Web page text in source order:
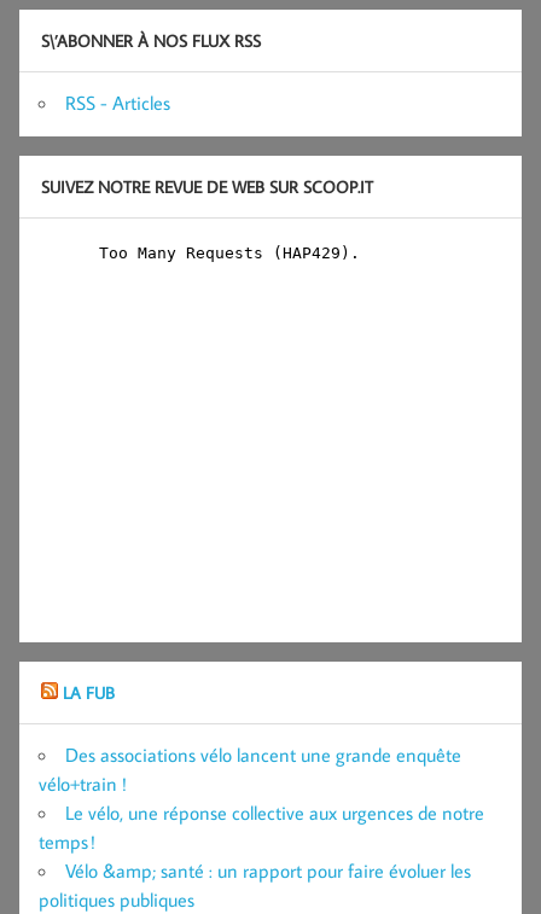
S\’ABONNER À NOS FLUX RSS
RSS - Articles
SUIVEZ NOTRE REVUE DE WEB SUR SCOOP.IT
LA FUB
Des associations vélo lancent une grande enquête
vélo+train !
Le vélo, une réponse collective aux urgences de notre
temps !
Vélo &amp; santé : un rapport pour faire évoluer les
politiques publiques